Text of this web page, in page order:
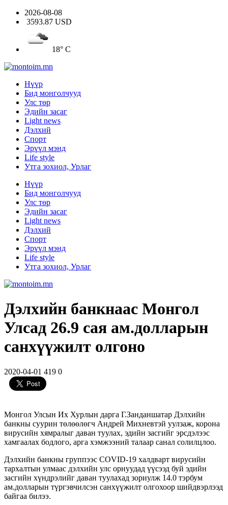
2026-08-08
3593.87 USD
18° C
Нүүр
Бид монголчууд
Улс төр
Эдийн засаг
Light news
Дэлхий
Спорт
Эрүүл мэнд
Life style
Утга зохиол, Урлаг
Нүүр
Бид монголчууд
Улс төр
Эдийн засаг
Light news
Дэлхий
Спорт
Эрүүл мэнд
Life style
Утга зохиол, Урлаг
Дэлхийн банкнаас Монгол
Улсад 26.9 сая ам.долларын
санхүүжилт олгоно
2020-04-01 419 0
Монгол Улсын Их Хурлын дарга Г.Занданшатар Дэлхийн
банкны суурин төлөөлөгч Андрей Михневтэй уулзаж, корона
вирусийн хямралыг даван туулах, эдийн засгийг эрсдэлээс
хамгаалах бодлого, арга хэмжээний талаар санал солилцлоо.
Дэлхийн банкны группээс COVID-19 халдварт вирусийн
тархалтын улмаас дэлхийн улс орнуудад үүсээд буй эдийн
засгийн хүндрэлийг даван туулахад зориулж 14.0 тэрбум
ам.долларын түргэвчилсэн санхүүжилт олгохоор шийдвэрлээд
байгаа билээ.